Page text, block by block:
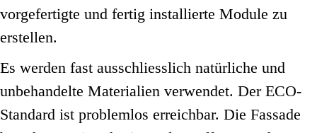
vorgefertigte und fertig installierte Module zu
erstellen.
Es werden fast ausschliesslich natürliche und
unbehandelte Materialien verwendet. Der ECO-
Standard ist problemlos erreichbar. Die Fassade